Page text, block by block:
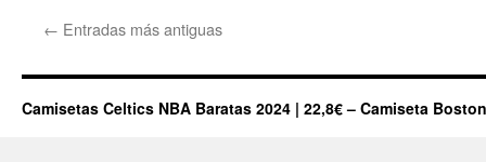
← Entradas más antiguas
Camisetas Celtics NBA Baratas 2024 | 22,8€ – Camiseta